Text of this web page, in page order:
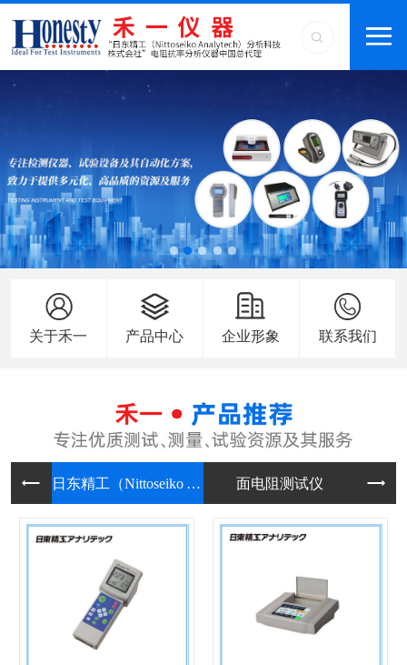
关于禾一 产品中心 企业形象 联系我们
日东精工 面电阻测 超声